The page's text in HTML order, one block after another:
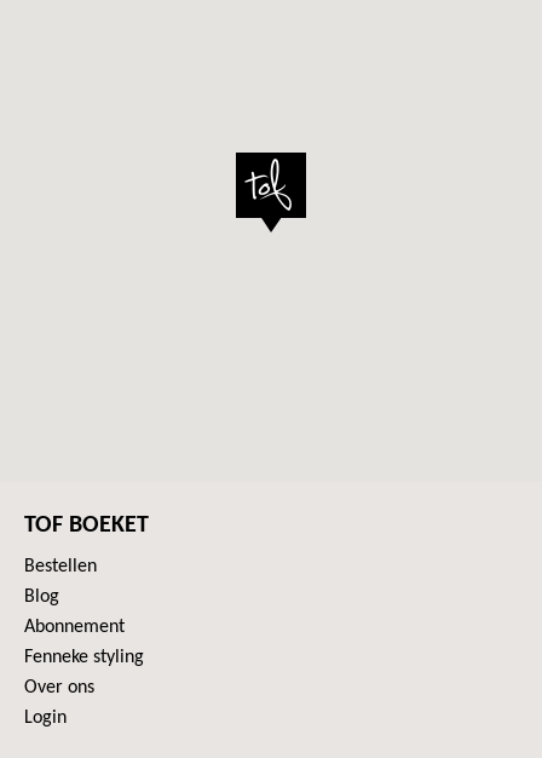
TOF BOEKET
Bestellen
Blog
Abonnement
Fenneke styling
Over ons
Login